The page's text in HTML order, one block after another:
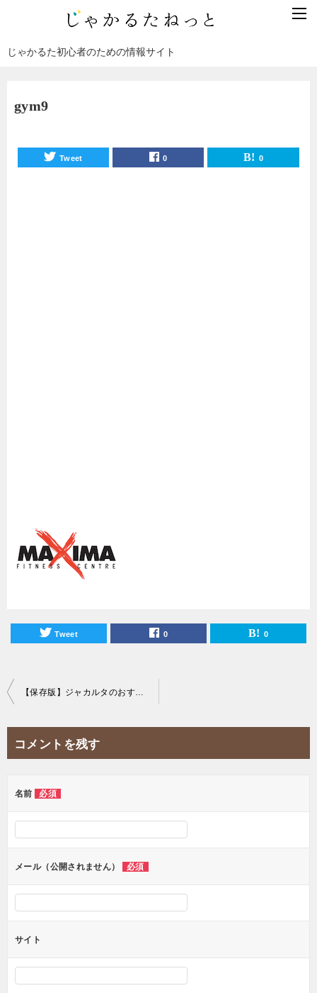
じゃかるた初心者のための情報サイト
gym9
Tweet 0 0
Tweet 0 0
投
ー
ョ
【保存版】ジャカルタのおすすめスポーツジムを徹底解説！
コメントを残す
名前 必須
メール（公開されません） 必須
サイト